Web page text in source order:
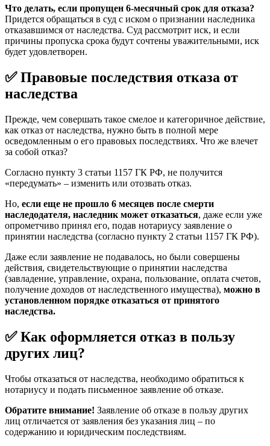
Что делать, если пропущен 6-месячный срок для отказа?
Придется обращаться в суд с иском о признании наследника
отказавшимся от наследства. Суд рассмотрит иск, и если
причины пропуска срока будут сочтены уважительными, иск
будет удовлетворен.
✅ Правовые последствия отказа от
наследства
Прежде, чем совершать такое смелое и категоричное действие,
как отказ от наследства, нужно быть в полной мере
осведомленным о его правовых последствиях. Что же влечет
за собой отказ?
Согласно пункту 3 статьи 1157 ГК РФ, не получится
«передумать» – изменить или отозвать отказ.
Но, если еще не прошло 6 месяцев после смерти
наследодателя, наследник может отказаться, даже если уже
опрометчиво принял его, подав нотариусу заявление о
принятии наследства (согласно пункту 2 статьи 1157 ГК РФ).
Даже если заявление не подавалось, но были совершены
действия, свидетельствующие о принятии наследства
(завладение, управление, охрана, пользование, оплата счетов,
получение доходов от наследственного имущества), можно в
установленном порядке отказаться от принятого
наследства.
✅ Как оформляется отказ в пользу
других лиц?
Чтобы отказаться от наследства, необходимо обратиться к
нотариусу и подать письменное заявление об отказе.
Обратите внимание! Заявление об отказе в пользу других
лиц отличается от заявления без указания лиц – по
содержанию и юридическим последствиям.